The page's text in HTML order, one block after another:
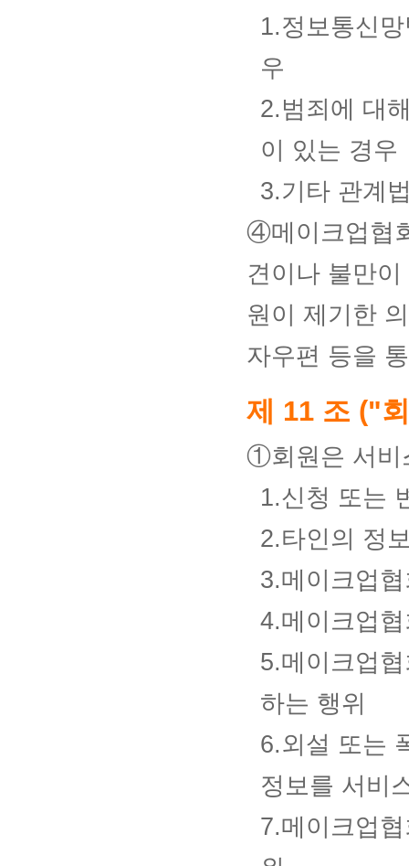
1.정보통신
우
2.범죄에 대
이 있는 경우
3.기타 관계
④메이크업협
견이나 불만
원이 제기한
자우편 등을
제 11 조 ("
①회원은 서비
1.신청 또는
2.타인의 정
3.메이크업
4.메이크업
5.메이크업
하는 행위
6.외설 또는
정보를 서비
7.메이크업